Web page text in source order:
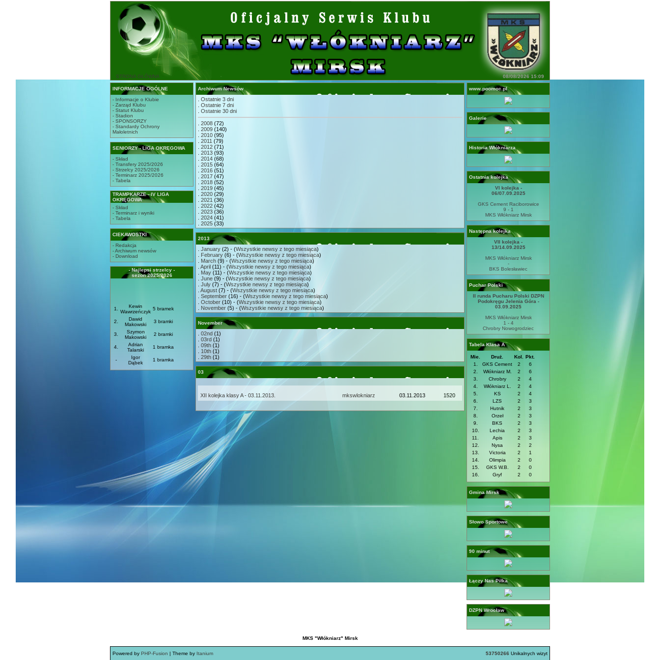
STRONA GŁÓWNA 08/08/2026 15:09
INFORMACJE OGÓLNE
- Informacje o Klubie
- Zarząd Klubu
- Statut Klubu
- Stadion
- SPONSORZY
- Standardy Ochrony
Małoletnich
SENIORZY - LIGA OKRĘGOWA
- Skład
- Transfery 2025/2026
- Strzelcy 2025/2026
- Terminarz 2025/2026
- Tabela
TRAMPKARZE - IV LIGA
OKRĘGOWA
- Skład
- Terminarz i wyniki
- Tabela
CIEKAWOSTKI
- Redakcja
- Archiwum newsów
- Download
- Najlepsi strzelcy -
sezon 2025/2026
1.
Kewin
Wawrzeńczyk
5 bramek
2.
Dawid
Makowski
3 bramki
3.
Szymon
Makowski
2 bramki
4.
Adrian
Talarski
1 bramka
-
Igor
Dąbek
1 bramka
Archiwum Newsów
Ostatnie 3 dni
Ostatnie 7 dni
Ostatnie 30 dni
2008 (72)
2009 (140)
2010 (95)
2011 (79)
2012 (71)
2013 (93)
2014 (68)
2015 (64)
2016 (51)
2017 (47)
2018 (52)
2019 (45)
2020 (29)
2021 (36)
2022 (42)
2023 (36)
2024 (41)
2025 (33)
2013
January (2) - (Wszystkie newsy z tego miesiąca)
February (6) - (Wszystkie newsy z tego miesiąca)
March (9) - (Wszystkie newsy z tego miesiąca)
April (11) - (Wszystkie newsy z tego miesiąca)
May (11) - (Wszystkie newsy z tego miesiąca)
June (9) - (Wszystkie newsy z tego miesiąca)
July (7) - (Wszystkie newsy z tego miesiąca)
August (7) - (Wszystkie newsy z tego miesiąca)
September (16) - (Wszystkie newsy z tego miesiąca)
October (10) - (Wszystkie newsy z tego miesiąca)
November (5) - (Wszystkie newsy z tego miesiąca)
November
02nd (1)
03rd (1)
09th (1)
10th (1)
29th (1)
03
XII kolejka klasy A - 03.11.2013. mkswlokniarz 03.11.2013 1520
www.poomoc.pl
Galerie
Historia Włókniarza
Ostatnia kolejka
VI kolejka -
06/07.09.2025
GKS Cement Raciborowice
9 - 1
MKS Włókniarz Mirsk
Następna kolejka
VII kolejka -
13/14.09.2025
MKS Włókniarz Mirsk
-
BKS Bolesławiec
Puchar Polski
II runda Pucharu Polski DZPN
Podokręgu Jelenia Góra -
03.09.2025
MKS Włókniarz Mirsk
1 - 4
Chrobry Nowogrodziec
Tabela Klasa A
Mie. Druż. Kol.
Pkt.
1.
GKS Cement 2
6
2.
Włókniarz M. 2
6
3.
Chrobry 2
4
4.
Włókniarz L. 2
4
5.
KS 2
4
6.
LZS 2
3
7.
Hutnik 2
3
8.
Orzeł 2
3
9.
BKS 2
3
10.
Lechia 2
3
11.
Apis 2
3
12.
Nysa 2
2
13.
Victoria 2
1
14.
Olimpia 2
0
15.
GKS W.B. 2
0
16.
Gryf 2 0
Gmina Mirsk
Słowo Sportowe
90 minut
Łączy Nas Piłka
DZPN Wrocław
MKS "Włókniarz" Mirsk
Powered by PHP-Fusion | Theme by Itanium 53750266 Unikalnych wizyt